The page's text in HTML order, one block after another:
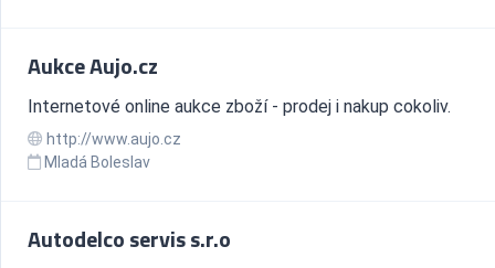
Aukce Aujo.cz
Internetové online aukce zboží - prodej i nakup cokoliv.
http://www.aujo.cz
Mladá Boleslav
Autodelco servis s.r.o